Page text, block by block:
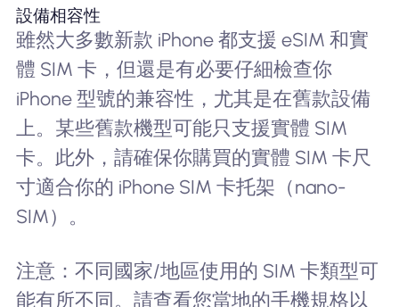
設備相容性
雖然大多數新款 iPhone 都支援 eSIM 和實
體 SIM 卡，但還是有必要仔細檢查你
iPhone 型號的兼容性，尤其是在舊款設備
上。某些舊款機型可能只支援實體 SIM
卡。此外，請確保你購買的實體 SIM 卡尺
寸適合你的 iPhone SIM 卡托架（nano-
SIM）。
注意：不同國家/地區使用的 SIM 卡類型可
能有所不同。請查看您當地的手機規格以